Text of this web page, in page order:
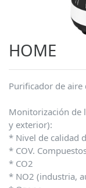
HOME
Purificador de aire
Monitorización de
y exterior):
* Nivel de calidad
* COV.
* CO2
* NO2 (industria,